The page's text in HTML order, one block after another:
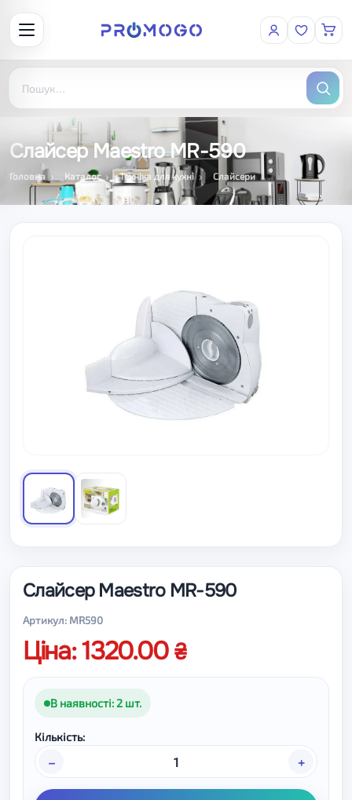
Слайсер Maestro MR-590
Головна Каталог Техніка для кухні Слайсери
Слайсер Maestro MR-590
Артикул: MR590
Ціна: 1320.00
В наявності: 2 шт.
Кількість:
– +